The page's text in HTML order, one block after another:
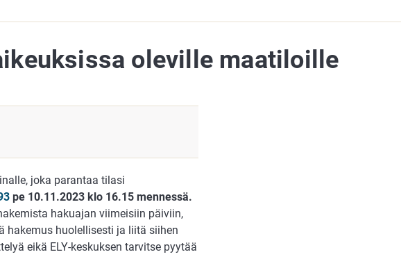
oleville maatiloille
joka parantaa tilasi
pe 10.11.2023 klo 16.15 mennessä.
hakuajan viimeisiin päiviin,
hakemus huolellisesti ja liitä siihen
eikä ELY-keskuksen tarvitse pyytää